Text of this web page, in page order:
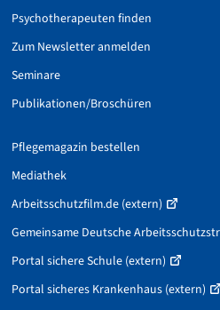
Psychotherapeuten finden
Zum Newsletter anmelden
Seminare
Publikationen/Broschüren
Pflegemagazin bestellen
Mediathek
Arbeitsschutzfilm.de (extern)
Gemeinsame Deutsche
Portal sichere Schule (extern)
Portal sicheres Krankenhaus (extern)